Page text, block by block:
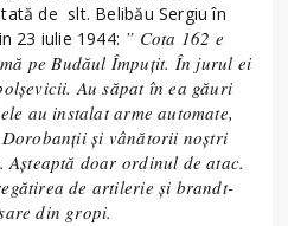
de slt. Belibău Sergiu în
23 iulie 1944: ” Cota 162 e
pe Budăul Împuțit. În jurul ei
Au săpat în ea găuri
au instalat arme automate,
Dorobanții și vânătorii noștri
Așteaptă doar ordinul de atac.
de artilerie și brandt-
din gropi.